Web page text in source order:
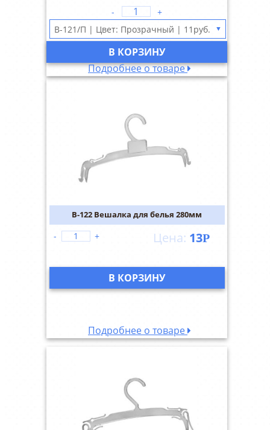
- +
В КОРЗИНУ
▼
Подробнее о товаре
В-122 Вешалка для белья 280мм
13Р
- +
В КОРЗИНУ
Подробнее о товаре